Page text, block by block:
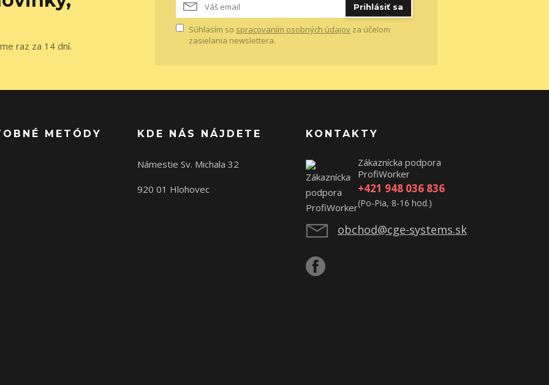
raz za 14 dní.
Prihlásiť sa
Súhlasím so spracovaním osobných údajov za účelom
zasielania newslettera.
METÓDY KDE NÁS NÁJDETE
Námestie Sv. Michala 32
920 01 Hlohovec
KONTAKTY
Zákaznícka podpora
ProfiWorker
+421 948 036 836
(Po-Pia, 8-16 hod.)
obchod@cge-systems.sk